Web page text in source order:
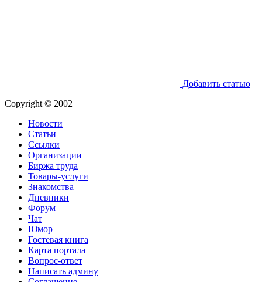
Добавить статью
Copyright © 2002
Новости
Статьи
Ссылки
Организации
Биржа труда
Товары-услуги
Знакомства
Дневники
Форум
Чат
Юмор
Гостевая книга
Карта портала
Вопрос-ответ
Написать админу